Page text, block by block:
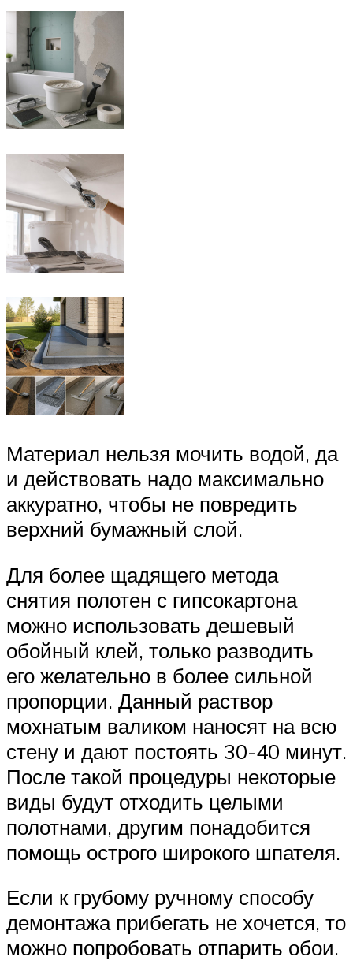
Материал нельзя мочить водой, да
и действовать надо максимально
аккуратно, чтобы не повредить
верхний бумажный слой.
Для более щадящего метода
снятия полотен с гипсокартона
можно использовать дешевый
обойный клей, только разводить
его желательно в более сильной
пропорции. Данный раствор
мохнатым валиком наносят на всю
стену и дают постоять 30-40 минут.
После такой процедуры некоторые
виды будут отходить целыми
полотнами, другим понадобится
помощь острого широкого шпателя.
Если к грубому ручному способу
демонтажа прибегать не хочется, то
можно попробовать отпарить обои.